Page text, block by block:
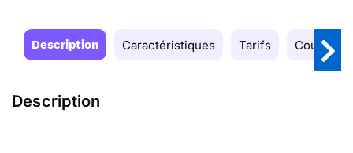
Description Caractéristiques Tarifs Couleurs
Description